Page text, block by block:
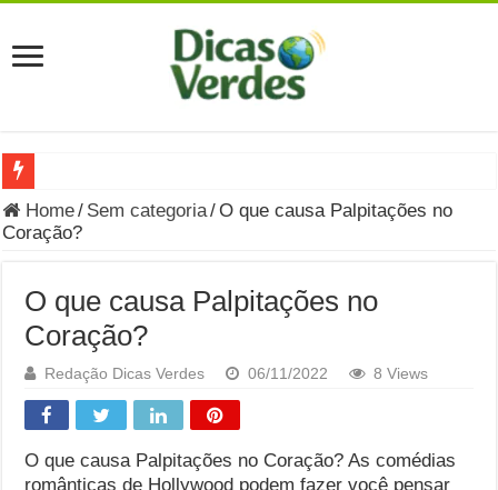
Grávida Pode Comer Pastrami? Saiba Quando o Consumo é
8 Bebidas saudáveis e ricas em eletrólitos: quais são e
Você sabe o que é uma Economia Circular?
Carta Psicografada de Isabella Nardoni : O que Diz a
Grávida pode comer picles e alimentos em conserva durante
Grávida pode comer Ceviche? Entenda os riscos na gravidez
Carta Psicografada João Hélio: Revelação, Paz e a Lei do
Home/ Sem categoria/O que causa Palpitações no
Coração?
O que causa Palpitações no
Coração?
Redação Dicas Verdes 06/11/2022 8 Views
O que causa Palpitações no Coração? As comédias
românticas de Hollywood podem fazer você pensar